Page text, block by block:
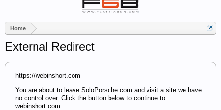
Home
External Redirect
https://webinshort.com
You are about to leave SoloPorsche.com and visit a site we have
no control over. Click the button below to continue to
webinshort.com.